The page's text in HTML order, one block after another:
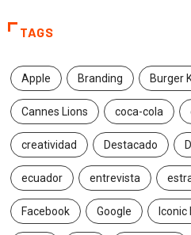
Gabriela Herrera y el arte
de cambiarse...
2026/07/16
TAGS
Apple Branding Burger
Cannes Lions coca-cola
creatividad Destacado
ecuador entrevista
Facebook Google Iconic